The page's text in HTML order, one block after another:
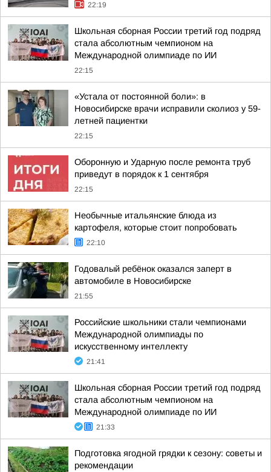
22:19
Школьная сборная России третий год подряд
стала абсолютным чемпионом на
Международной олимпиаде по ИИ
22:15
«Устала от постоянной боли»: в
Новосибирске врачи исправили сколиоз у 59-
летней пациентки
22:15
Оборонную и Ударную после ремонта труб
приведут в порядок к 1 сентября
22:15
Необычные итальянские блюда из
картофеля, которые стоит попробовать
22:10
Годовалый ребёнок оказался заперт в
автомобиле в Новосибирске
21:55
Российские школьники стали чемпионами
Международной олимпиады по
искусственному интеллекту
21:41
Школьная сборная России третий год подряд
стала абсолютным чемпионом на
Международной олимпиаде по ИИ
21:33
Подготовка ягодной грядки к сезону: советы и
рекомендации